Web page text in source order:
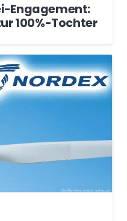
Engagement:
100%-Tochter